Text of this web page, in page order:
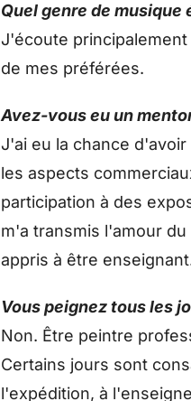
Quel genre de
J'écoute
de mes préférées.
Avez-vous eu un
J'ai eu la chance
les aspects
participation à des
m'a transmis l'amour
appris à être
Vous peignez tous les
Non. Être peintre
Certains jours sont
l'expédition, à